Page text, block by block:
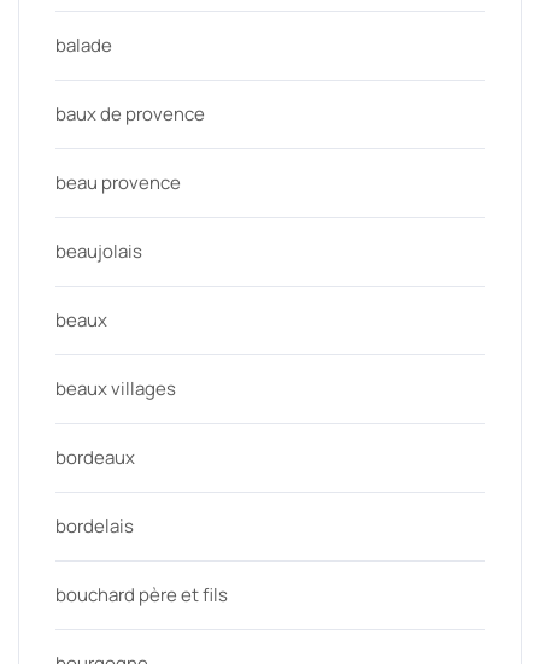
balade
baux de provence
beau provence
beaujolais
beaux
beaux villages
bordeaux
bordelais
bouchard père et fils